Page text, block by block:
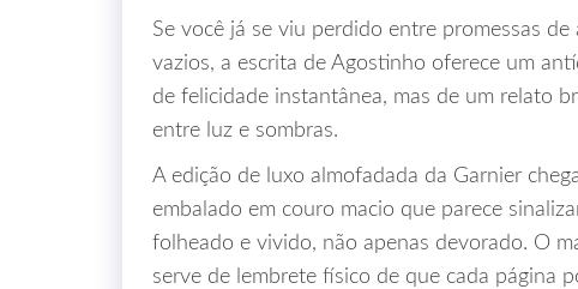
Se você já se viu perdido entre promessas
vazios, a escrita de Agostinho oferece um
de felicidade instantânea, mas de um relato
entre luz e sombras.
A edição de luxo almofadada da Garnier
embalado em couro macio que parece
folheado e vivido, não apenas devorado. O
serve de lembrete físico de que cada página